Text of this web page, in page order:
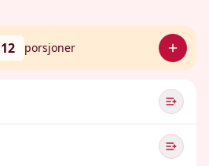
12 porsjoner